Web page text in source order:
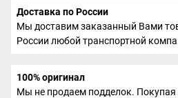
Доставка по России
Мы доставим заказанный Вами
России любой транспортной
100% оригинал
Мы не продаем подделок.